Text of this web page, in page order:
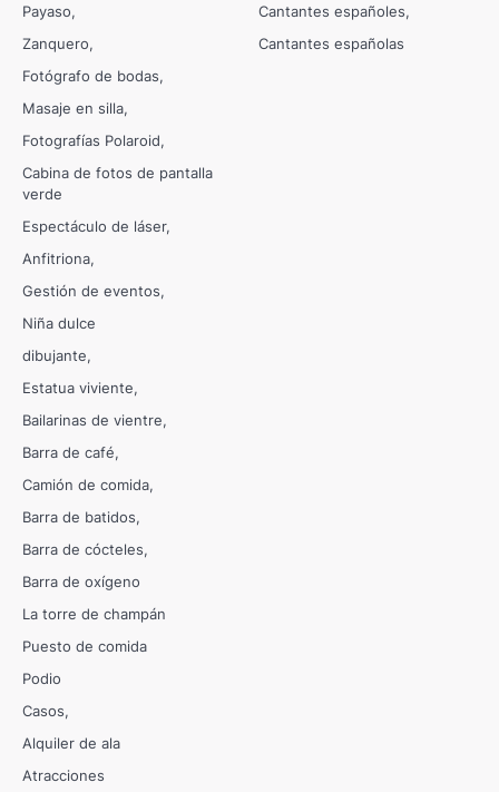
Payaso
Zanquero
Fotógrafo de bodas
Masaje en silla
Fotografías Polaroid
Cabina de fotos de pantalla
verde
Espectáculo de láser
Anfitriona
Gestión de eventos
Niña dulce
dibujante
Estatua viviente
Bailarinas de vientre
Barra de café
Camión de comida
Barra de batidos
Barra de cócteles
Barra de oxígeno
La torre de champán
Puesto de comida
Podio
Casos
Alquiler de ala
Atracciones
Cantantes españoles
Cantantes españolas